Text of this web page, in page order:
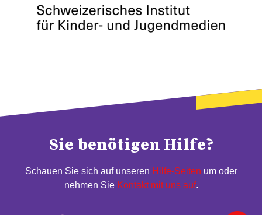
Sie benötigen Hilfe?
Schauen Sie sich auf unseren Hilfe-Seiten um oder
nehmen Sie Kontakt mit uns auf.